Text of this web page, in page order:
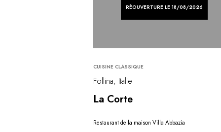
RÉOUVERTURE LE 18/08/2026
CUISINE CLASSIQUE
Follina, Italie
La Corte
Restaurant de la maison Villa Abbazia